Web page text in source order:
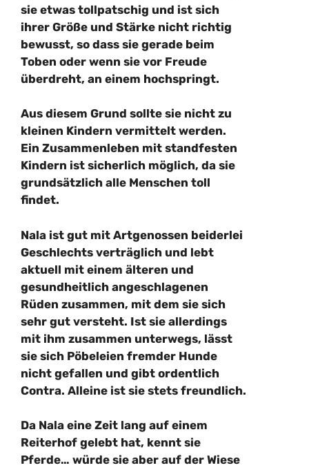
sie etwas tollpatschig und ist sich
ihrer Größe und Stärke nicht richtig
bewusst, so dass sie gerade beim
Toben oder wenn sie vor Freude
überdreht, an einem hochspringt.
Aus diesem Grund sollte sie nicht zu
kleinen Kindern vermittelt werden.
Ein Zusammenleben mit standfesten
Kindern ist sicherlich möglich, da sie
grundsätzlich alle Menschen toll
findet.
Nala ist gut mit Artgenossen beiderlei
Geschlechts verträglich und lebt
aktuell mit einem älteren und
gesundheitlich angeschlagenen
Rüden zusammen, mit dem sie sich
sehr gut versteht. Ist sie allerdings
mit ihm zusammen unterwegs, lässt
sie sich Pöbeleien fremder Hunde
nicht gefallen und gibt ordentlich
Contra. Alleine ist sie stets freundlich.
Da Nala eine Zeit lang auf einem
Reiterhof gelebt hat, kennt sie
Pferde… würde sie aber auf der Wiese